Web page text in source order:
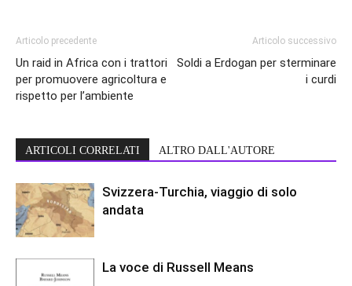
Articolo precedente
Un raid in Africa con i trattori
per promuovere agricoltura e
rispetto per l’ambiente
Articolo successivo
Soldi a Erdogan per sterminare
i curdi
ARTICOLI CORRELATI ALTRO DALL'AUTORE
Svizzera-Turchia, viaggio di solo
andata
La voce di Russell Means